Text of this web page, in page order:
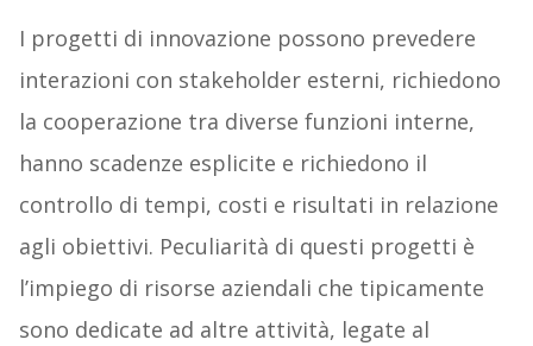
I progetti di innovazione possono prevedere
interazioni con stakeholder esterni, richiedono
la cooperazione tra diverse funzioni interne,
hanno scadenze esplicite e richiedono il
controllo di tempi, costi e risultati in relazione
agli obiettivi. Peculiarità di questi progetti è
l’impiego di risorse aziendali che tipicamente
sono dedicate ad altre attività, legate al